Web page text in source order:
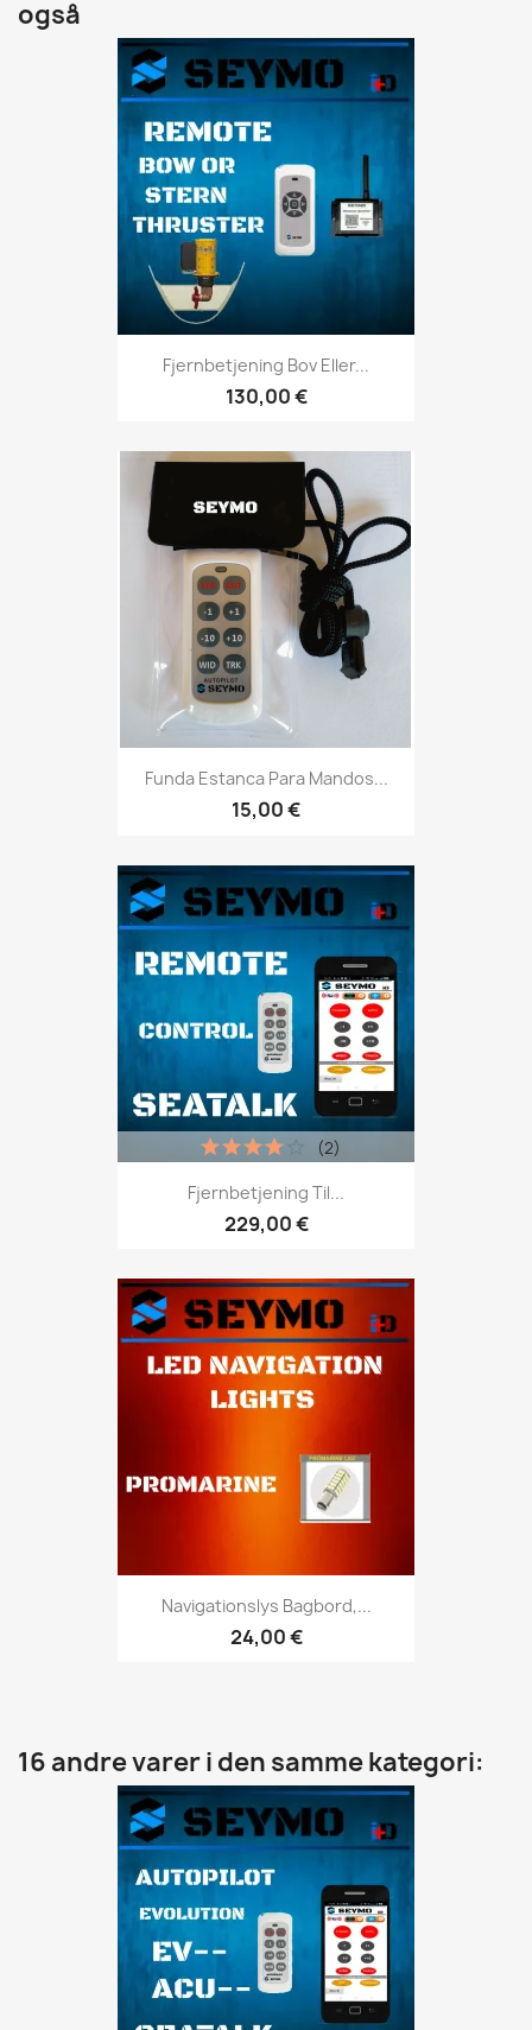
også
Fjernbetjening Bov Eller...
130,00 €
Funda Estanca Para Mandos...
15,00 €
Fjernbetjening Til...
229,00 €
(2)
Navigationslys Bagbord,...
24,00 €
16 andre varer i den samme kategori: